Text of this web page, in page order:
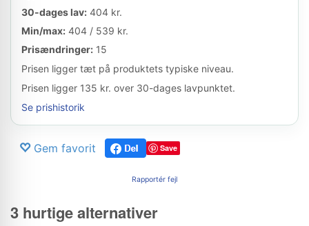
30-dages lav: 404 kr.
Min/max: 404 / 539 kr.
Prisændringer: 15
Prisen ligger tæt på produktets typiske niveau.
Prisen ligger 135 kr. over 30-dages lavpunktet.
Se prishistorik
Gem favorit Save
Rapportér fejl
3 hurtige alternativer